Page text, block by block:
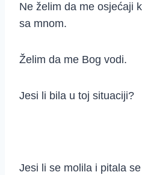
Ne želim da me osjećaji
sa mnom.
Želim da me Bog vodi.
Jesi li bila u toj situaciji?
Jesi li se molila i pitala